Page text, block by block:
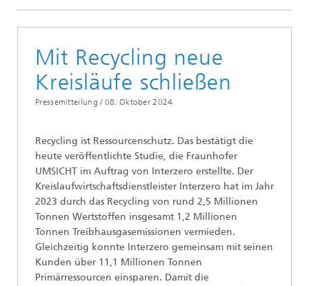
Mit Recycling neue
Kreisläufe schließen
Pressemitteilung / 08. Oktober 2024
Recycling ist Ressourcenschutz. Das bestätigt die
heute veröffentlichte Studie, die Fraunhofer
UMSICHT im Auftrag von Interzero erstellte. Der
Kreislaufwirtschaftsdienstleister Interzero hat im Jahr
2023 durch das Recycling von rund 2,5 Millionen
Tonnen Wertstoffen insgesamt 1,2 Millionen
Tonnen Treibhausgasemissionen vermieden.
Gleichzeitig konnte Interzero gemeinsam mit seinen
Kunden über 11,1 Millionen Tonnen
Primärressourcen einsparen. Damit die